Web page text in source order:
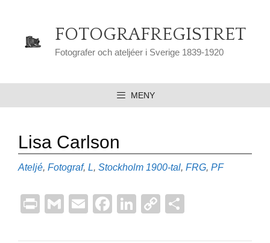
FOTOGRAFREGISTRET
Fotografer och ateljéer i Sverige 1839-1920
MENY
Lisa Carlson
Kategorier
Ateljé, Fotograf, L, Stockholm Etiketter
1900-tal, FRG, PF
Pr G
E
F
Li
C